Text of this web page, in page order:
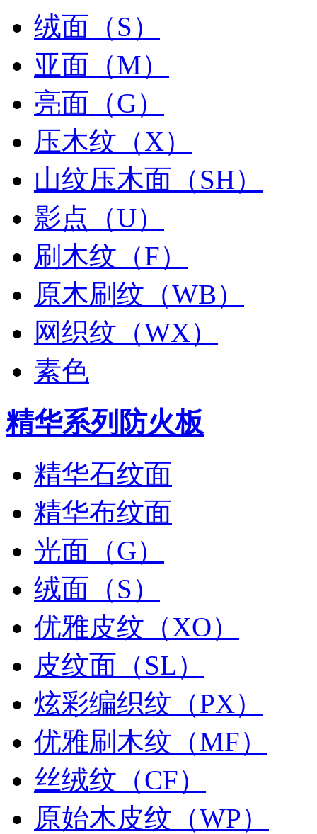
绒面（S）
亚面（M）
亮面（G）
压木纹（X）
山纹压木面（SH）
影点（U）
刷木纹（F）
原木刷纹（WB）
网织纹（WX）
素色
精华系列防火板
精华石纹面
精华布纹面
光面（G）
绒面（S）
优雅皮纹（XO）
皮纹面（SL）
炫彩编织纹（PX）
优雅刷木纹（MF）
丝绒纹（CF）
原始木皮纹（WP）